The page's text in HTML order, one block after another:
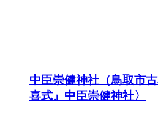
中臣崇健神社（鳥取市
喜式』中臣崇健神社〉